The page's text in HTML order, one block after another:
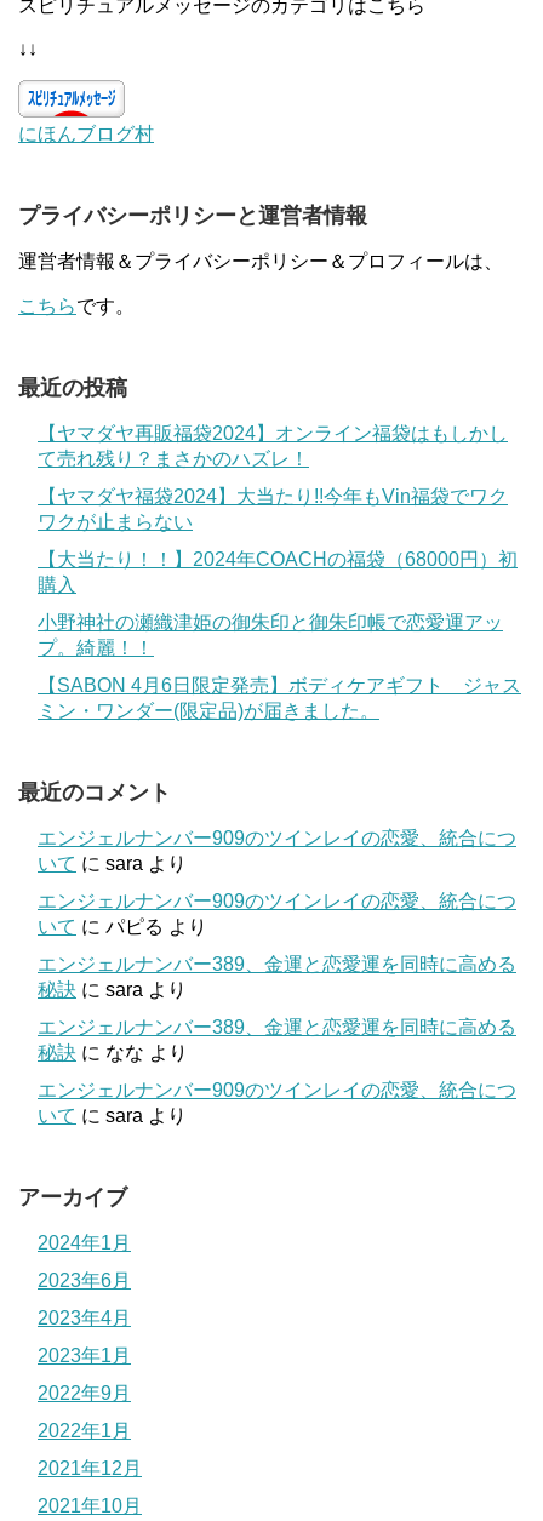
スピリチュアルメッセージのカテゴリはこちら
↓↓
にほんブログ村
プライバシーポリシーと運営者情報
運営者情報＆プライバシーポリシー＆プロフィールは、
こちらです。
最近の投稿
【ヤマダヤ再販福袋2024】オンライン福袋はもしかし
て売れ残り？まさかのハズレ！
【ヤマダヤ福袋2024】大当たり!!今年もVin福袋でワク
ワクが止まらない
【大当たり！！】2024年COACHの福袋（68000円）初
購入
小野神社の瀬織津姫の御朱印と御朱印帳で恋愛運アッ
プ。綺麗！！
【SABON 4月6日限定発売】ボディケアギフト ジャス
ミン・ワンダー(限定品)が届きました。
最近のコメント
エンジェルナンバー909のツインレイの恋愛、統合につ
いて に sara より
エンジェルナンバー909のツインレイの恋愛、統合につ
いて に パピる より
エンジェルナンバー389、金運と恋愛運を同時に高める
秘訣 に sara より
エンジェルナンバー389、金運と恋愛運を同時に高める
秘訣 に なな より
エンジェルナンバー909のツインレイの恋愛、統合につ
いて に sara より
アーカイブ
2024年1月
2023年6月
2023年4月
2023年1月
2022年9月
2022年1月
2021年12月
2021年10月